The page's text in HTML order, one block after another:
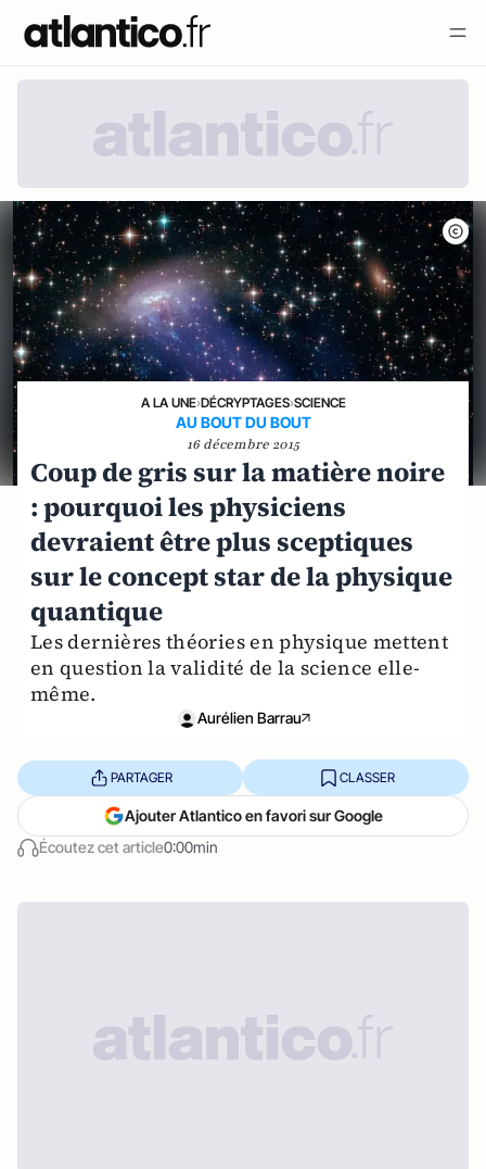
A LA UNE›DÉCRYPTAGES›SCIENCE
AU BOUT DU BOUT
16 décembre 2015
Coup de gris sur la matière noire
: pourquoi les physiciens
devraient être plus sceptiques
sur le concept star de la physique
quantique
Les dernières théories en physique mettent
en question la validité de la science elle-
même.
Aurélien Barrau
Écoutez cet article0:00min
PARTAGER CLASSER
Ajouter Atlantico en favori sur Google